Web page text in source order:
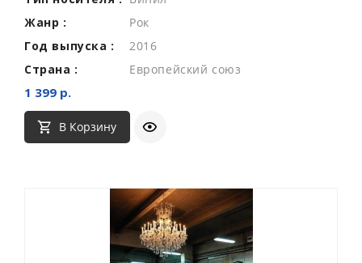
Жанр :
Рок
Год выпуска :
2016
Страна :
Европейский союз
1 399 р.
В Корзину